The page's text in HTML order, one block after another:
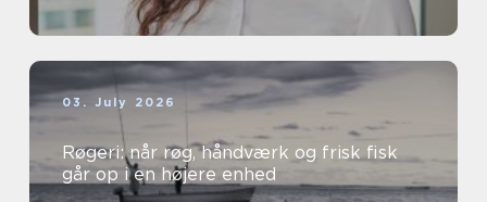
03. July 2026
Røgeri: når røg, håndværk og frisk fisk
går op i en højere enhed